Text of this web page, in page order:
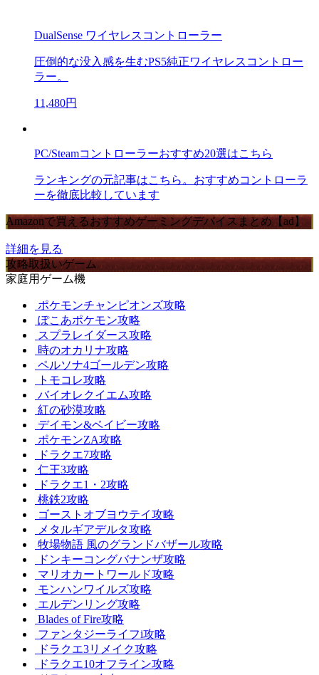
DualSense ワイヤレスコントローラー
圧倒的な没入感を生むPS5純正ワイヤレスコントロー
ラー。
11,480円
PC/Steamコントローラーおすすめ20選はこちら
ランキングの元記事はこちら。おすすめコントローラ
ーを徹底比較しています
Amazonで買えるおすすめゲーミングデバイスまとめ【ad】
詳細を見る
攻略取扱いゲーム
家庭用ゲーム機
ポケモンチャンピオンズ攻略
ぽこあポケモン攻略
スプラレイダース攻略
時のオカリナ攻略
ペルソナ4ゴールデン攻略
トモコレ攻略
バイオレクイエム攻略
紅の砂漠攻略
デイモン&ベイビー攻略
ポケモンZA攻略
ドラクエ7攻略
仁王3攻略
ドラクエ1・2攻略
桃鉄2攻略
ゴーストオブヨウテイ攻略
メタルギアデルタ攻略
牧場物語 風のグランドバザール攻略
ドンキーコングバナンザ攻略
マリオカートワールド攻略
モンハンワイルズ攻略
エルデンリング攻略
Blades of Fire攻略
ファンタジーライフi攻略
ドラクエ3リメイク攻略
ドラクエ10オフライン攻略